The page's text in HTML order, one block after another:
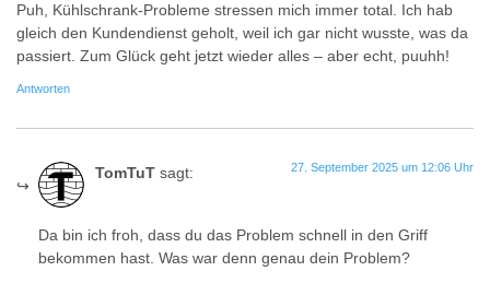
Puh, Kühlschrank-Probleme stressen mich immer total. Ich hab
gleich den Kundendienst geholt, weil ich gar nicht wusste, was da
passiert. Zum Glück geht jetzt wieder alles – aber echt, puuhh!
Antworten
TomTuT sagt: 27. September 2025 um 12:06 Uhr
Da bin ich froh, dass du das Problem schnell in den Griff
bekommen hast. Was war denn genau dein Problem?